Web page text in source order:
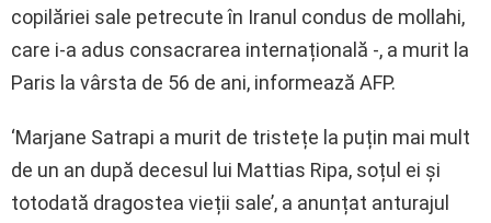
copilăriei sale petrecute în Iranul condus de mollahi,
care i-a adus consacrarea internațională -, a murit la
Paris la vârsta de 56 de ani, informează AFP.
‘Marjane Satrapi a murit de tristețe la puțin mai mult
de un an după decesul lui Mattias Ripa, soțul ei și
totodată dragostea vieții sale’, a anunțat anturajul